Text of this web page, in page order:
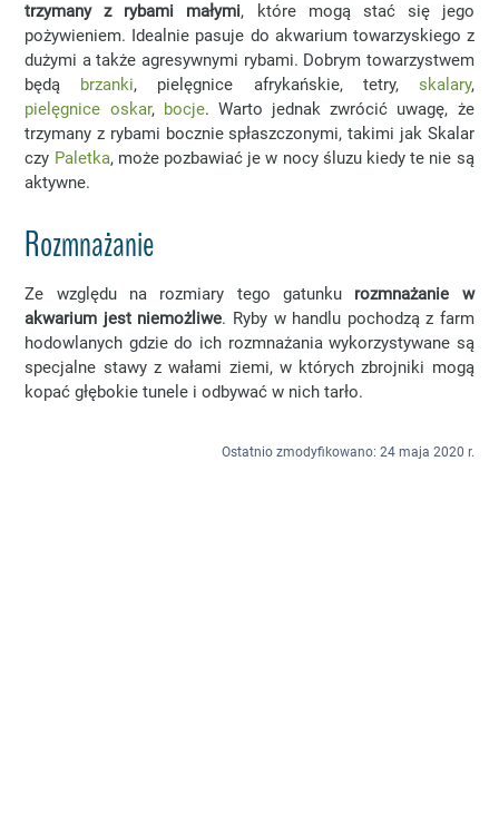
trzymany z rybami małymi, które mogą stać się jego
pożywieniem. Idealnie pasuje do akwarium towarzyskiego z
dużymi a także agresywnymi rybami. Dobrym towarzystwem
będą brzanki, pielęgnice afrykańskie, tetry, skalary,
pielęgnice oskar, bocje. Warto jednak zwrócić uwagę, że
trzymany z rybami bocznie spłaszczonymi, takimi jak Skalar
czy Paletka, może pozbawiać je w nocy śluzu kiedy te nie są
aktywne.
Rozmnażanie
Ze względu na rozmiary tego gatunkurozmnażanie w
akwarium jest niemożliwe. Ryby w handlu pochodzą z farm
hodowlanych gdzie do ich rozmnażania wykorzystywane są
specjalne stawy z wałami ziemi, w których zbrojniki mogą
kopać głębokie tunele i odbywać w nich tarło.
Ostatnio zmodyfikowano: 24 maja 2020 r.